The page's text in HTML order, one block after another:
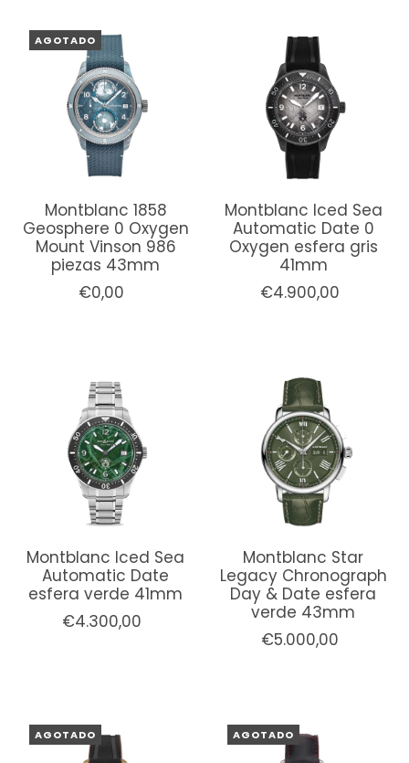
AGOTADO
Montblanc 1858
Geosphere 0 Oxygen
Mount Vinson 986
piezas 43mm
€0,00
Montblanc Iced Sea
Automatic Date 0
Oxygen esfera gris
41mm
€4.900,00
Montblanc Iced Sea
Automatic Date
esfera verde 41mm
€4.300,00
Montblanc Star
Legacy Chronograph
Day & Date esfera
verde 43mm
€5.000,00
AGOTADO AGOTADO